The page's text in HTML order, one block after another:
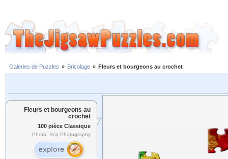
Galeries de Puzzles » Bricolage » Fleurs et bourgeons au crochet
Fleurs et bourgeons au
crochet
100 pièce Classique
Photo: Scp Photography